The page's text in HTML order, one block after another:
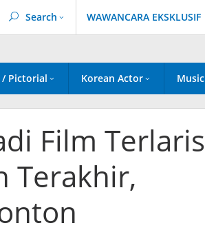
Search WAWANCARA EKSKLUSIF
/ Pictorial Korean Actor Music
Film Terlaris
Terakhir,